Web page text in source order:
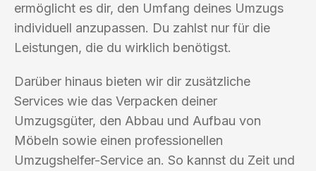
ermöglicht es dir, den Umfang deines Umzugs
individuell anzupassen. Du zahlst nur für die
Leistungen, die du wirklich benötigst.
Darüber hinaus bieten wir dir zusätzliche
Services wie das Verpacken deiner
Umzugsgüter, den Abbau und Aufbau von
Möbeln sowie einen professionellen
Umzugshelfer-Service an. So kannst du Zeit und